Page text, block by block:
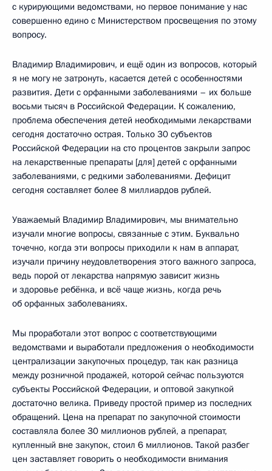
с курирующими ведомствами, но первое понимание у нас
совершенно едино с Министерством просвещения по этому
вопросу.
Владимир Владимирович, и ещё один из вопросов, который
я не могу не затронуть, касается детей с особенностями
развития. Дети с орфанными заболеваниями – их больше
восьми тысяч в Российской Федерации. К сожалению,
проблема обеспечения детей необходимыми лекарствами
сегодня достаточно острая. Только 30 субъектов
Российской Федерации на сто процентов закрыли запрос
на лекарственные препараты [для] детей с орфанными
заболеваниями, с редкими заболеваниями. Дефицит
сегодня составляет более 8 миллиардов рублей.
Уважаемый Владимир Владимирович, мы внимательно
изучали многие вопросы, связанные с этим. Буквально
точечно, когда эти вопросы приходили к нам в аппарат,
изучали причину неудовлетворения этого важного запроса,
ведь порой от лекарства напрямую зависит жизнь
и здоровье ребёнка, и всё чаще жизнь, когда речь
об орфанных заболеваниях.
Мы проработали этот вопрос с соответствующими
ведомствами и выработали предложения о необходимости
централизации закупочных процедур, так как разница
между розничной продажей, которой сейчас пользуются
субъекты Российской Федерации, и оптовой закупкой
достаточно велика. Приведу простой пример из последних
обращений. Цена на препарат по закупочной стоимости
составляла более 30 миллионов рублей, а препарат,
купленный вне закупок, стоил 6 миллионов. Такой разбег
цен заставляет говорить о необходимости внимания